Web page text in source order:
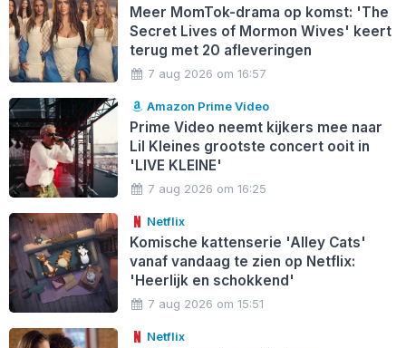
Meer MomTok-drama op komst: 'The
Secret Lives of Mormon Wives' keert
terug met 20 afleveringen
7 aug 2026 om 16:57
Amazon Prime Video
Prime Video neemt kijkers mee naar
Lil Kleines grootste concert ooit in
'LIVE KLEINE'
7 aug 2026 om 16:25
Netflix
Komische kattenserie 'Alley Cats'
vanaf vandaag te zien op Netflix:
'Heerlijk en schokkend'
7 aug 2026 om 15:51
Netflix